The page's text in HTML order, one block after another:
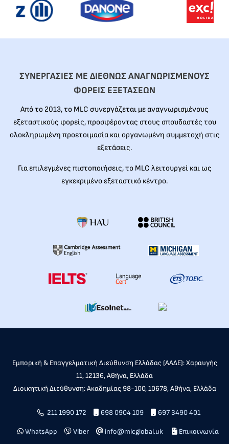
ΣΥΝΕΡΓΑΣΙΕΣ ΜΕ ΔΙΕΘΝΩΣ ΑΝΑΓΝΩΡΙΣΜΕΝΟΥΣ
ΦΟΡΕΙΣ ΕΞΕΤΑΣΕΩΝ
Από το 2013, το MLC συνεργάζεται με αναγνωρισμένους
εξεταστικούς φορείς, προσφέροντας στους σπουδαστές του
ολοκληρωμένη προετοιμασία και οργανωμένη συμμετοχή στις
εξετάσεις.
Για επιλεγμένες πιστοποιήσεις, το MLC λειτουργεί και ως
εγκεκριμένο εξεταστικό κέντρο.
Εμπορική & Επαγγελματική Διεύθυνση Ελλάδας (ΑΑΔΕ): Χαραυγής
11, 12136, Αθήνα, Ελλάδα
Διοικητική Διεύθυνση: Ακαδημίας 98-100, 10678, Αθήνα, Ελλάδα
211 1990 172 698 0904 109 697 3490 401
WhatsApp Viber info@mlcglobal.uk Επικοινωνία